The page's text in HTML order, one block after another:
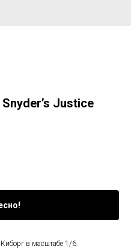
Justice
в масштабе 1/6: